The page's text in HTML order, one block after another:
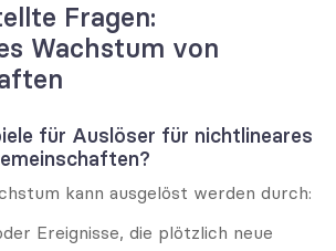
Fragen:
Wachstum von
für Auslöser für nichtlineares
kann ausgelöst werden durch:
Ereignisse, die plötzlich neue